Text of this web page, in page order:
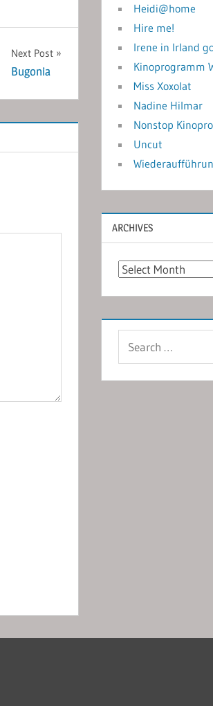
Next Post
Bugonia
Heidi@home
Hire me!
Irene in Irland
Kinoprogramm
Miss Xoxolat
Nadine Hilmar
Nonstop
Uncut
ARCHIVES
Archives